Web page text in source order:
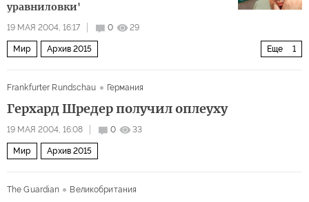
уравниловки'
19 МАЯ 2004, 16:17 0 29
Еще 1
Мир Архив 2015
Frankfurter Rundschau
Германия
Герхард Шредер получил оплеуху
19 МАЯ 2004, 16:08 0 33
Мир Архив 2015
The Guardian Великобритания